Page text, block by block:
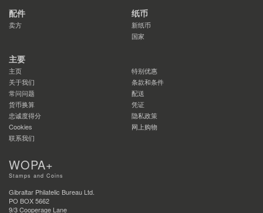
配件
卖方
纸币
新纸币
国家
主要
主页
特别优惠
关于我们
条款和条件
常问问题
配送
货币换算
凭证
忠诚度得分
隐私政策
Cookies
网上购物
联系我们
WOPA+
Stamps and Coins
Gibraltar Philatelic Bureau Ltd.
PO BOX 5662
9/3 Cooperage Lane